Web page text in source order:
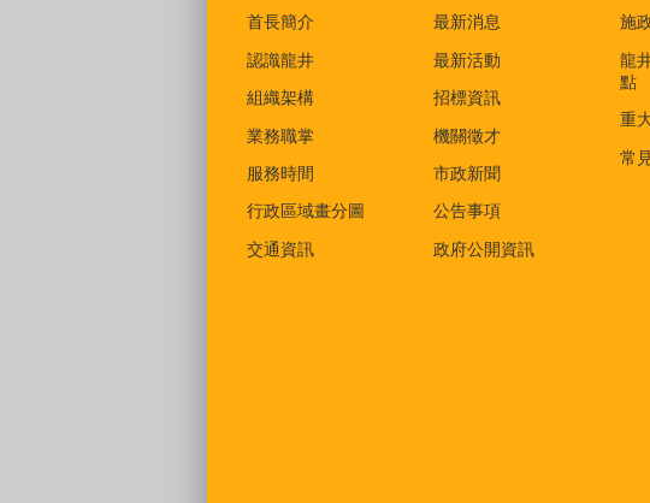
首長簡介
認識龍井
組織架構
業務職掌
服務時間
行政區域畫分圖
交通資訊
最新消息
最新活動
招標資訊
機關徵才
市政新聞
公告事項
政府公開資訊
施
龍
點
重
常